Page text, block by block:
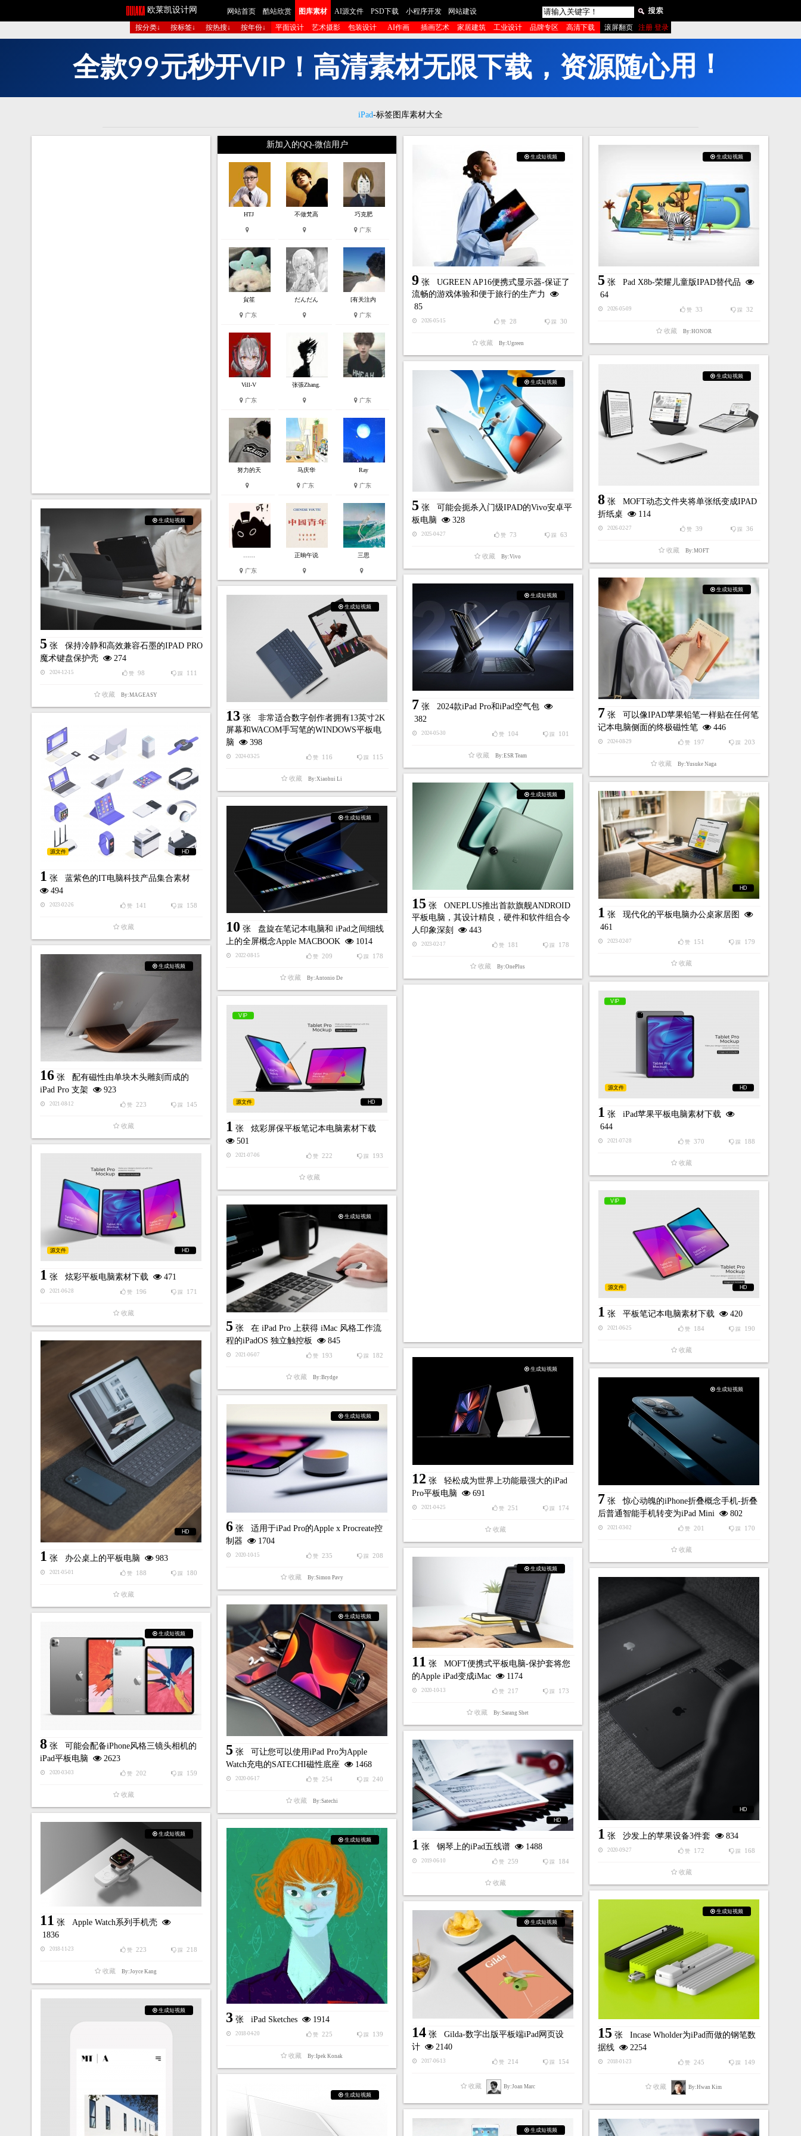
欧莱凯设计网 网站首页 酷站欣赏 图库素材 AI源文件 PSD下载 小程序开发
网站建设
按分类↓
按标签↓ 按热搜↓ 按年份↓ 平面设计 艺术摄影 包装设计 AI作画 插画艺术 家居建筑 工业设计 品牌专区 高清下载 注册 登录
滚屏翻页
款99元秒开V P ！ 高清素材无限 下载 ， 资源随心用 ！
iPad-标签图库素材大全
新加入的QQ-微信用户
HTJ 不做梵高 巧克肥
广东
貟笙
广东
だんだん [有关注内
广东
Vill-V
广东
张張Zhang.
广东
努力的天 马庆华
广东
Ray
广东
广东
正晌午说 三思
生成短视频
9张 UGREEN AP16便携式显示器-保证了
流畅的游戏体验和便于旅行的生产力
85
2026-05-15 踩 30
赞 28
收藏 By:Ugreen
生成短视频
5张 Pad X8b-荣耀儿童版IPAD替代品
64
2026-05-09 踩 32
赞 33
收藏 By:HONOR
生成短视频
8张 MOFT动态文件夹将单张纸变成IPAD
折纸桌
114
2026-02-27 踩 36
赞 39
收藏 By:MOFT
生成短视频
5张 可能会扼杀入门级IPAD的Vivo安卓平
板电脑
328
2025-04-27 踩 63
赞 73
收藏 By:Vivo
生成短视频
5张 保持冷静和高效兼容石墨的IPAD PRO
魔术键盘保护壳
274
2024-12-15 踩 111
赞 98
收藏 By:MAGEASY
生成短视频
7 张 可以像IPAD苹果铅笔一样贴在任何笔
记本电脑侧面的终极磁性笔
446
2024-08-29 踩 203
赞 197
收藏 By:Yusuke Naga
生成短视频
7 张 2024款iPad Pro和iPad空气包
382
2024-05-30 踩 101
赞 104
收藏 By:ESR Team
生成短视频
13张 非常适合数字创作者拥有13英寸2K
屏幕和WACOM手写笔的WINDOWS平板电
脑
398
2024-03-25 踩 115
赞 116
收藏 By:Xiaohui Li
HD
源文件
1 张 蓝紫色的IT电脑科技产品集合素材
494
2023-02-26 踩 158
赞 141
收藏
生成短视频
15张 ONEPLUS推出首款旗舰ANDROID
平板电脑，其设计精良，硬件和软件组合令
人印象深刻
443
2023-02-17 踩 178
赞 181
收藏 By:OnePlus
HD
1 张 现代化的平板电脑办公桌家居图
461
2023-02-07 踩 179
赞 151
收藏
生成短视频
10 张 盘旋在笔记本电脑和 iPad之间细线
上的全屏概念Apple MACBOOK
1014
2022-08-15 踩 178
赞 209
收藏 By:Antonio De
生成短视频
16张 配有磁性由单块木头雕刻而成的
iPad Pro 支架
923
2021-08-12 踩 145
赞 223
收藏
VIP
HD
源文件
1 张 iPad苹果平板电脑素材下载
644
2021-07-28 踩 188
赞 370
收藏
VIP
HD
源文件
1 张 炫彩屏保平板笔记本电脑素材下载
501
2021-07-06 踩 193
赞 222
收藏
HD
源文件
1 张 炫彩平板电脑素材下载 471
2021-06-28 踩 171
赞 196
收藏
VIP
HD
源文件
1 张 平板笔记本电脑素材下载 420
2021-06-25 踩 190
赞 184
收藏
生成短视频
5张 在 iPad Pro 上获得 iMac 风格工作流
程的iPadOS 独立触控板
845
2021-06-07 踩 182
赞 193
收藏 By:Brydge
HD
1 张 办公桌上的平板电脑 983
2021-05-01 踩 180
赞 188
收藏
生成短视频
12 张 轻松成为世界上功能最强大的iPad
Pro平板电脑
691
2021-04-25 踩 174
赞 251
收藏
生成短视频
7 张惊心动魄的iPhone折叠概念手机-折叠
后普通智能手机转变为iPad Mini
802
2021-03-02 踩 170
赞 201
收藏
生成短视频
6张 适用于iPad Pro的Apple x Procreate控
制器
1704
2020-10-15 踩 208
赞 235
收藏 By:Simon Pavy
生成短视频
11 张 MOFT便携式平板电脑-保护套将您
的Apple iPad变成iMac
1174
2020-10-13 踩 173
赞 217
收藏 By:Sarang Shet
HD
1 张 沙发上的苹果设备3件套 834
2020-09-27 踩 168
赞 172
收藏
生成短视频
5张 可让您可以使用iPad Pro为Apple
Watch充电的SATECHI磁性底座
1468
2020-06-17 踩 240
赞 254
收藏 By:Satechi
生成短视频
8张 可能会配备iPhone风格三镜头相机的
iPad平板电脑
2623
2020-03-03 踩 159
赞 202
收藏
HD
1 张 钢琴上的iPad五线谱 1488
2019-06-10 踩 184
赞 259
收藏
生成短视频
11 张 Apple Watch系列手机壳
1836
2018-11-23 踩 218
赞 223
收藏 By:Joyce Kang
生成短视频
3张 iPad Sketches 1914
2018-04-20 踩 139
赞 225
收藏 By:Ipek Konak
生成短视频
15张 Incase Wholder为iPad而做的钢笔数
据线
2254
2018-01-23 踩 149
赞 245
收藏 By:Hwan Kim
生成短视频
14张 Gilda-数字出版平板端iPad网页设
计
2140
2017-06-13 踩 154
赞 214
收藏 By:Joan Marc
生成短视频
生成短视频
生成短视频